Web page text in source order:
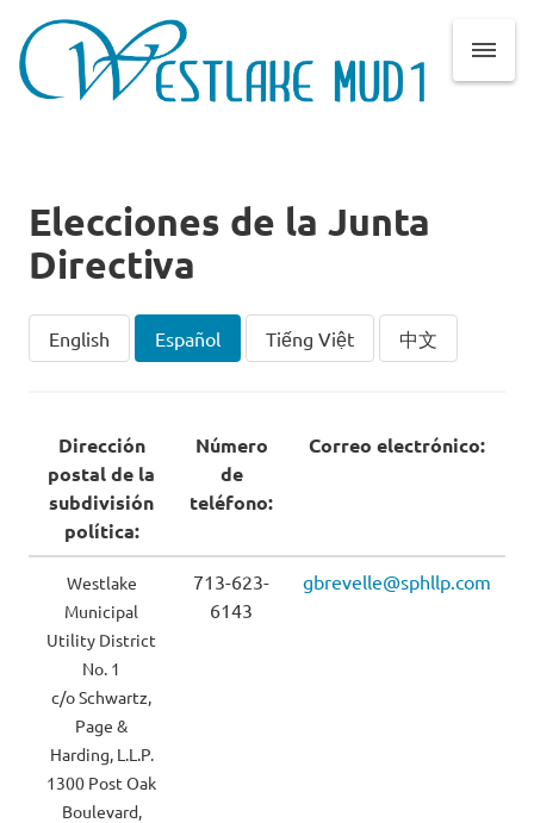
Elecciones de la Junta
Directiva
English Español Tiếng Việt 中文
Dirección
postal de la
subdivisión
política:
Número
de
teléfono:
Correo electrónico:
Westlake
Municipal
Utility District
No. 1
c/o Schwartz,
Page &
Harding, L.L.P.
1300 Post Oak
Boulevard,
713-623-
6143
gbrevelle@sphllp.com